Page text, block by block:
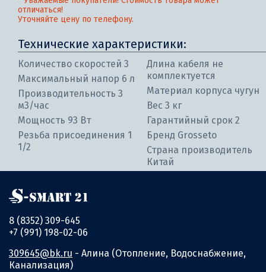
отличаться!
Уточняйте цену по телефону.
Технические характеристики:
Количество скоростей 3
Максимальный напор 6 л
Производительность 3
м3/час
Мощность 93 Вт
Резьба присоединения 1
1/2
Длина кабеля не
комплектуется
Материал корпуса чугун
Вес 3 кг
Гарантийный срок 2
Бренд Grosseto
Страна производитель
Китай
8 (8352) 309-645
+7 (991) 198-02-06
309645@bk.ru - Алина (Отопление, Водоснабжение,
Канализация)